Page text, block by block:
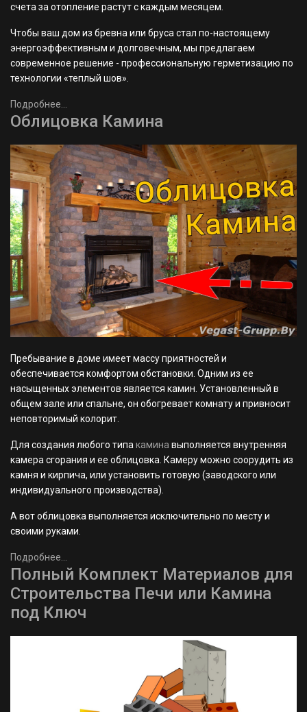
счета за отопление растут с каждым месяцем.
Чтобы ваш дом из бревна или бруса стал по-настоящему
энергоэффективным и долговечным, мы предлагаем
современное решение - профессиональную герметизацию по
технологии «теплый шов».
Подробнее...
Облицовка Камина
Пребывание в доме имеет массу приятностей и
обеспечивается комфортом обстановки. Одним из ее
насыщенных элементов является камин. Установленный в
общем зале или спальне, он обогревает комнату и привносит
неповторимый колорит.
Для создания любого типа камина выполняется внутренняя
камера сгорания и ее облицовка. Камеру можно соорудить из
камня и кирпича, или установить готовую (заводского или
индивидуального производства).
А вот облицовка выполняется исключительно по месту и
своими руками.
Подробнее...
Полный Комплект Материалов для
Строительства Печи или Камина
под Ключ